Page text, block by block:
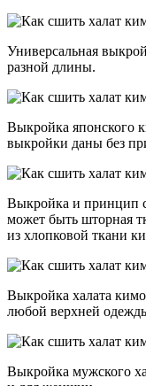
Универсальная
разной длины.
Выкройка японского
выкройки даны без
Выкройка и принцип
может быть шторная
из хлопковой ткани
Выкройка халата
любой верхней
Выкройка мужского